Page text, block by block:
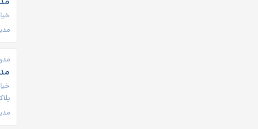
پلاک